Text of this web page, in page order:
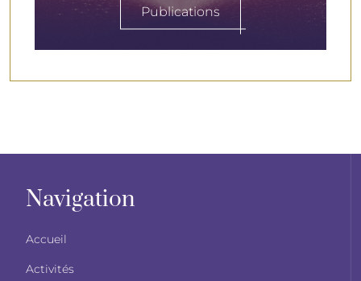
Publications
Navigation
Accueil
Activités